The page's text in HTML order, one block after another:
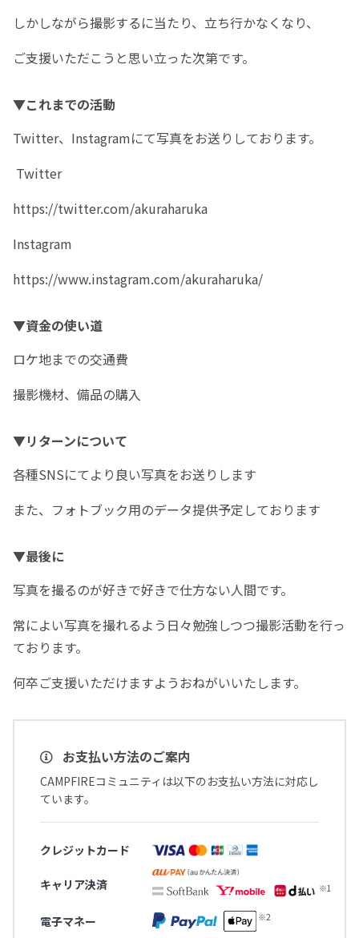
しかしながら撮影するに当たり、立ち行かなくなり、
ご支援いただこうと思い立った次第です。
▼これまでの活動
Twitter、Instagramにて写真をお送りしております。
Twitter
https://twitter.com/akuraharuka
Instagram
https://www.instagram.com/akuraharuka/
▼資金の使い道
ロケ地までの交通費
撮影機材、備品の購入
▼リターンについて
各種SNSにてより良い写真をお送りします
また、フォトブック用のデータ提供予定しております
▼最後に
写真を撮るのが好きで好きで仕方ない人間です。
常によい写真を撮れるよう日々勉強しつつ撮影活動を行っ
ております。
何卒ご支援いただけますようおねがいいたします。
お支払い方法のご案内
CAMPFIREコミュニティは以下のお支払い方法に対応し
ています。
クレジットカード
キャリア決済
電子マネー